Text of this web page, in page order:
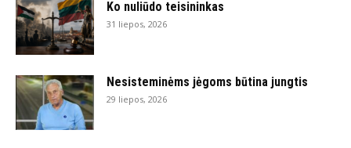
Ko nuliūdo teisininkas
31 liepos, 2026
Nesisteminėms jėgoms būtina jungtis
29 liepos, 2026